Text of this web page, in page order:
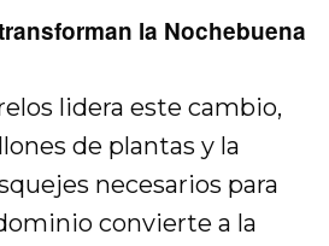
la Nochebuena
lidera este cambio,
de plantas y la
necesarios para
convierte a la